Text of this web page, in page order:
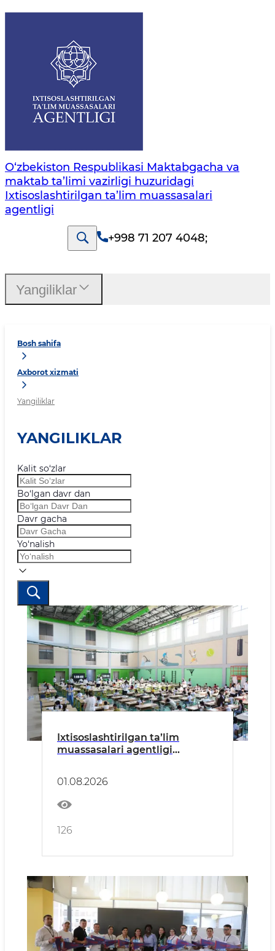
O‘zbekiston Respublikasi Maktabgacha va
maktab ta’limi vazirligi huzuridagi
Ixtisoslashtirilgan ta’lim muassasalari
agentligi
+998 71 207 4048;
Bosh sahifa
Axborot xizmati
Yangiliklar
YANGILIKLAR
Kalit so‘zlar
Bo‘lgan davr dan
Davr gacha
Yo‘nalish
Ixtisoslashtirilgan ta’lim
muassasalari agentligi
3-sinfiga kirish imtihonlari
bo‘lib o‘tdi.
01.08.2026
126
Yangiliklar